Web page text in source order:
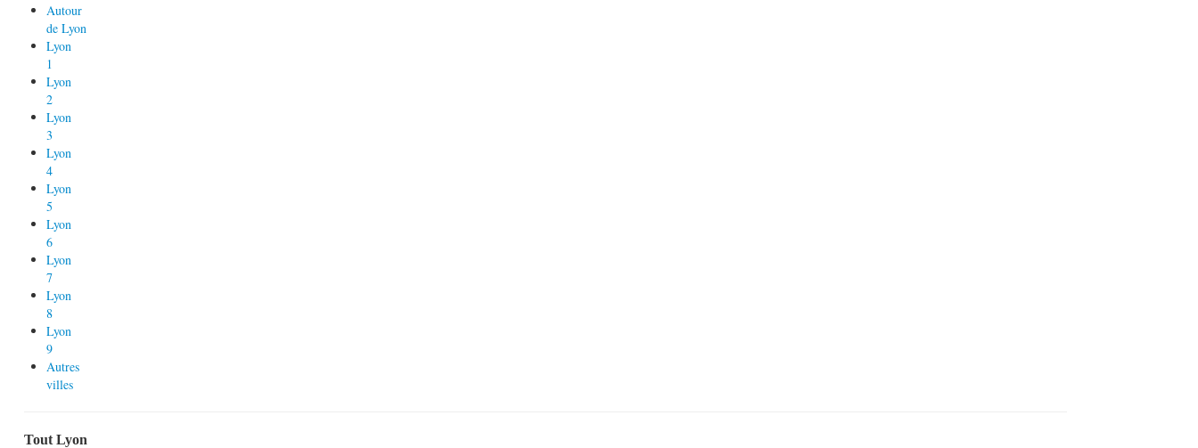
Autour
de Lyon
Lyon
1
Lyon
2
Lyon
3
Lyon
4
Lyon
5
Lyon
6
Lyon
7
Lyon
8
Lyon
9
Autres
villes
Tout Lyon